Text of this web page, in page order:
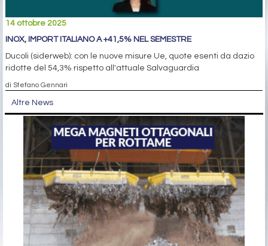
14 ottobre 2025
INOX, IMPORT ITALIANO A +41,5% NEL SEMESTRE
Ducoli (siderweb): con le nuove misure Ue, quote esenti da dazio
ridotte del 54,3% rispetto all'attuale Salvaguardia
di Stefano Gennari
Altre News